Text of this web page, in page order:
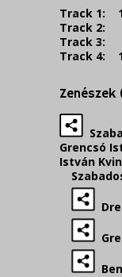
Track 1:
Track 2:
Track 3:
Track 4:
Zenészek
Grencsó
István